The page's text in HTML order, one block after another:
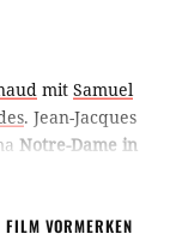
mit Samuel
. Jean-Jacques
Notre-Dame in
von
FILM VORMERKEN